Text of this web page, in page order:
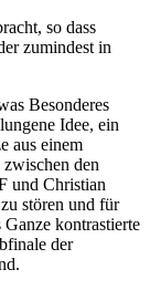
so dass
zumindest in
Besonderes
Idee, ein
aus einem
den
und Christian
stören und für
kontrastierte
der